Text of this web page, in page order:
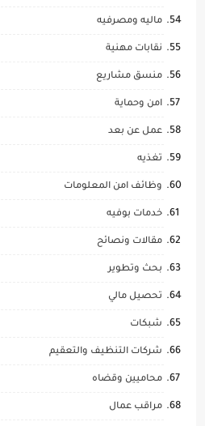
ماليه ومصرفيه
نقابات مهنية
منسق مشاريع
امن وحماية
عمل عن بعد
تغذيه
وظائف امن المعلومات
خدمات بوفيه
مقالات ونصائح
بحث وتطوير
تحصيل مالي
شبكات
شركات التنظيف والتعقيم
محاميين وقضاه
مراقب عمال